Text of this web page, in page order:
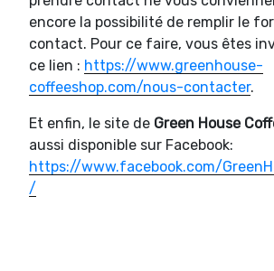
encore la possibilité de remplir le
contact. Pour ce faire, vous êtes
ce lien : https://www.greenhouse-
coffeeshop.com/nous-contacter.
Et enfin, le site de Green House
aussi disponible sur Facebook:
https://www.facebook.com/
/